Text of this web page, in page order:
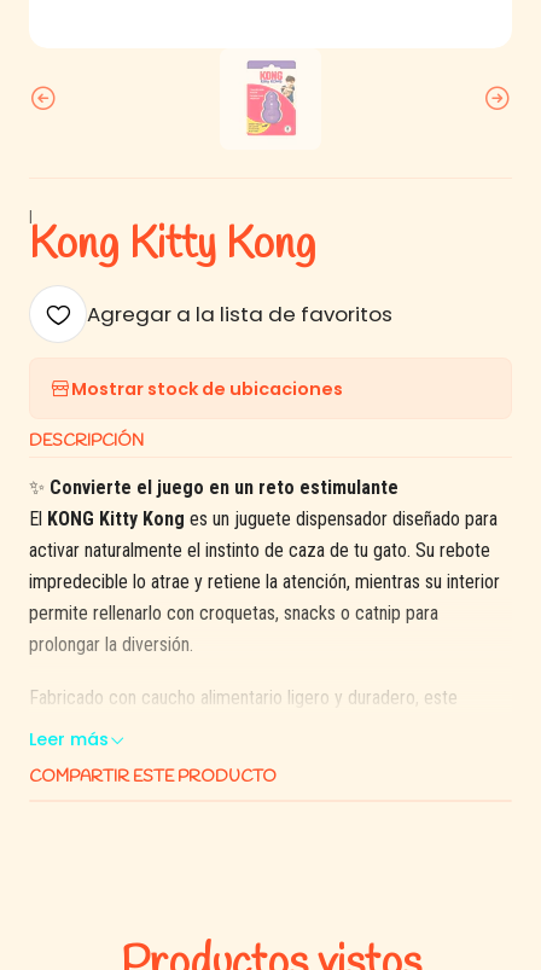
|
Kong Kitty Kong
Agregar a la lista de favoritos
Mostrar stock de ubicaciones
DESCRIPCIÓN
✨ Convierte el juego en un reto estimulante
El KONG Kitty Kong es un juguete dispensador diseñado para
activar naturalmente el instinto de caza de tu gato. Su rebote
impredecible lo atrae y retiene la atención, mientras su interior
permite rellenarlo con croquetas, snacks o catnip para
prolongar la diversión.
Fabricado con caucho alimentario ligero y duradero, este
juguete es seguro para interiores, fácil de manipular por felinos
Recompensa inteligente:combina juguete y snack
Leer más
COMPARTIR ESTE PRODUCTO